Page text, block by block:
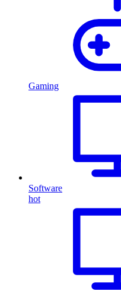
Gaming
Software
hot